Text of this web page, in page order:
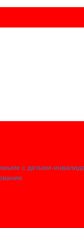
с детьми-